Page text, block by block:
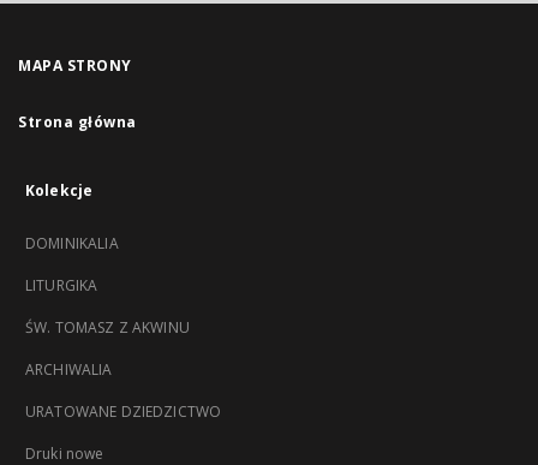
MAPA STRONY
Strona główna
Kolekcje
DOMINIKALIA
LITURGIKA
ŚW. TOMASZ Z AKWINU
ARCHIWALIA
URATOWANE DZIEDZICTWO
Druki nowe